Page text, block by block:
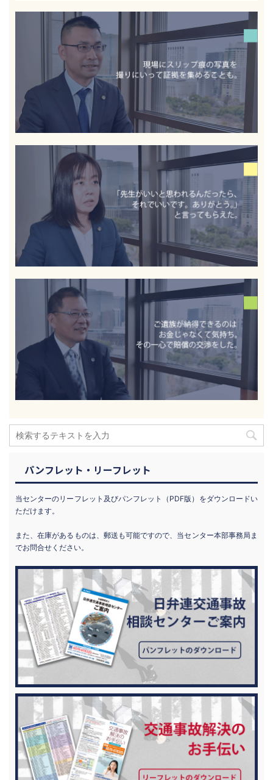
パンフレット・リーフレット
当センターのリーフレット及びパンフレット（PDF版）をダウンロードい
ただけます。
また、在庫があるものは、郵送も可能ですので、当センター本部事務局ま
でお問合せください。